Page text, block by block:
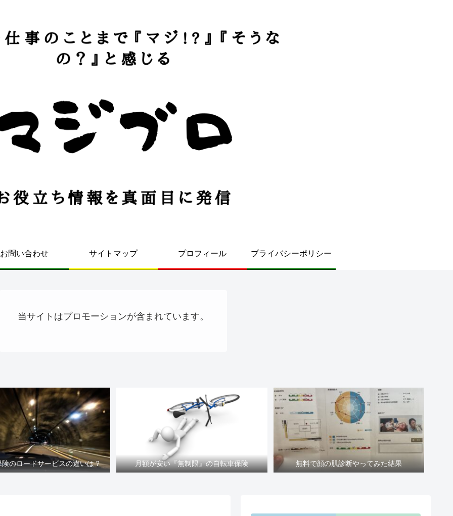
お問い合わせ サイトマップ プロフィール プライバシーポリシー
当サイトはプロモーションが含まれています。
険のロードサービスの違いは？ 月額が安い『無制限』の自転車保険 無料で顔の肌診断やってみた結果